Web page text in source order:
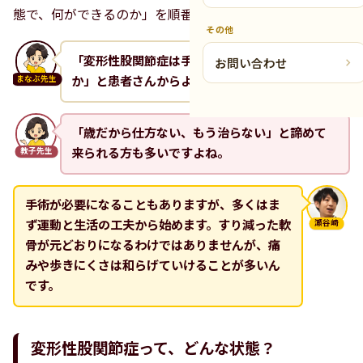
その他
お問い合わせ
態で、何ができるのか」を順番に見ていきます。
まなぶ先生
「変形性股関節症は手術するしかないんです
か」と患者さんからよく聞かれます。
教子先生
「歳だから仕方ない、もう治らない」と諦めて
来られる方も多いですよね。
瀬谷崎
手術が必要になることもありますが、多くはま
ず運動と生活の工夫から始めます。すり減った軟
骨が元どおりになるわけではありませんが、痛
みや歩きにくさは和らげていけることが多いん
です。
変形性股関節症って、どんな状態？